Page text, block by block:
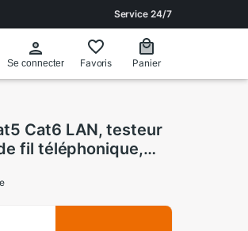
Service 24/7
Se connecter Favoris Panier
Cat6 LAN, testeur
fil téléphonique,